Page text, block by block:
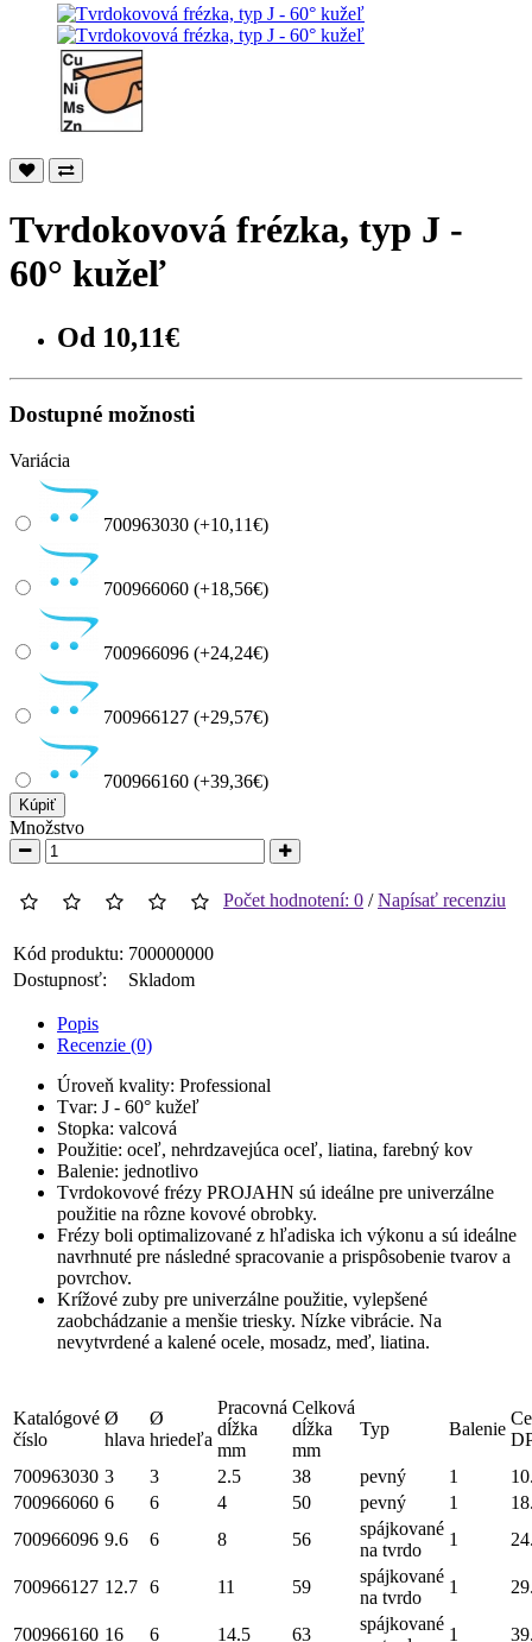
Tvrdokovová frézka, typ J -
60° kužeľ
Od 10,11€
Dostupné možnosti
Variácia
700963030 (+10,11€)
700966060 (+18,56€)
700966096 (+24,24€)
700966127 (+29,57€)
700966160 (+39,36€)
Kúpiť
Množstvo
Počet hodnotení: 0 /Napísať recenziu
Kód produktu: 700000000
Dostupnosť:
Skladom
Popis
Recenzie (0)
Úroveň kvality: Professional
Tvar: J - 60° kužeľ
Stopka: valcová
Použitie: oceľ, nehrdzavejúca oceľ, liatina, farebný kov
Balenie: jednotlivo
Tvrdokovové frézy PROJAHN sú ideálne pre univerzálne
použitie na rôzne kovové obrobky.
Frézy boli optimalizované z hľadiska ich výkonu a sú ideálne
navrhnuté pre následné spracovanie a prispôsobenie tvarov a
povrchov.
Krížové zuby pre univerzálne použitie, vylepšené
zaobchádzanie a menšie triesky. Nízke vibrácie. Na
nevytvrdené a kalené ocele, mosadz, meď, liatina.
Katalógové
číslo
Ø
hlava
Ø
hriedeľa
Pracovná
dĺžka
mm
Celková
dĺžka
mm
Typ Balenie
700963030 3 3 2.5 38 pevný 1
700966060 6 6 4 50 pevný 1
700966096 9.6 6 8 56
spájkované
na tvrdo
1
700966127 12.7 6 11 59
spájkované
na tvrdo
1
700966160 16 6 14.5 63
spájkované
1